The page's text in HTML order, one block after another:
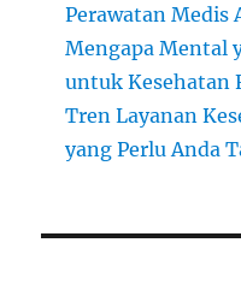
Perawatan Medis
Mengapa Mental
untuk Kesehatan
Tren Layanan
yang Perlu Anda